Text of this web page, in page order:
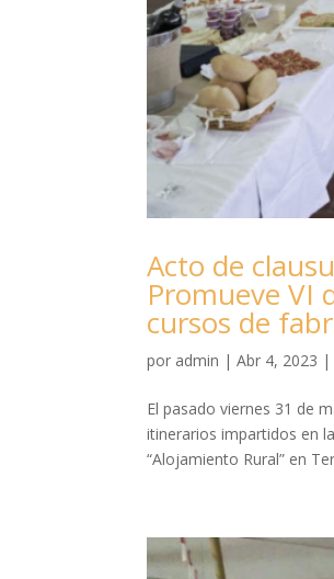
Acto de
Promueve VI
cursos de
por admin |Abr 4, 2023 |
El pasado viernes 31 de
itinerarios impartidos en
“Alojamiento Rural” en